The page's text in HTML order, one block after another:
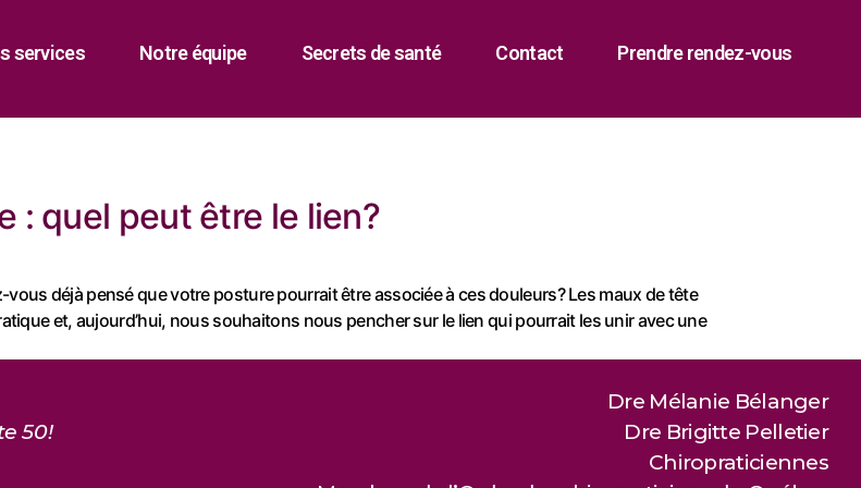
services Notre équipe Secrets de santé Contact Prendre rendez-vous
: quel peut être le lien?
déjà pensé que votre posture pourrait être associée à ces douleurs? Les maux de tête
et, aujourd’hui, nous souhaitons nous pencher sur le lien qui pourrait les unir avec une
50!
Dre Mélanie Bélanger
Dre Brigitte Pelletier
Chiropraticiennes